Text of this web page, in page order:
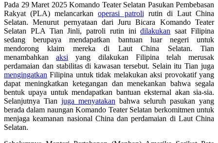
Pada 29 Maret 2025 Komando Teater Selatan Pasukan Pembebasan
Rakyat (PLA) melancarkanoperasi patroli rutin di Laut China
Selatan. Menurut pernyataan dariJuruBicara Komando Teater
Selatan PLA Tian Jinli, patroli rutin inidilakukan saat Filipina
sedang berupaya mendapatkan bantuan luar negeriuntuk
mendorong klaim mereka di Laut China Selatan.Tian
menambahkanaksi yang dilakukan Filipina telah merusak
perdamaian dan stabilitas di kawasan tersebut. Selain itu Tian juga
mengingatkan Filipina untuk tidak melakukan aksi provokatif yang
dapat meningkatkan ketegangan dan menekankanbahwa segala
bentukupaya untuk mendapatkan bantuan eksternal akan sia-sia.
Selanjutnya Tian juga menyatakan bahwa seluruh pasukan yang
berada dalam naungan Komando Teater Selatan berkomitmen untuk
menjaga keamanan nasional China dan perdamaian di Laut China
Selatan.